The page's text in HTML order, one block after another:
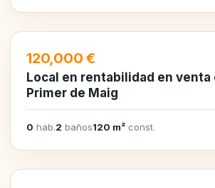
EN VENTA
120,000 €
Local en rentabilidad en venta
Primer de Maig
0 hab.2 baños120 m² const.